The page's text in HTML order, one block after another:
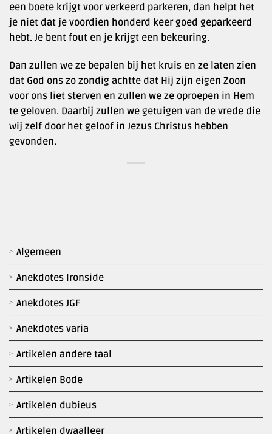
Algemeen
Anekdotes Ironside
Anekdotes JGF
Anekdotes varia
Artikelen andere taal
Artikelen Bode
Artikelen dubieus
Artikelen dwaalleer
een boete krijgt voor verkeerd parkeren, dan helpt het
je niet dat je voordien honderd keer goed geparkeerd
hebt. Je bent fout en je krijgt een bekeuring.
Dan zullen we ze bepalen bij het kruis en ze laten zien
dat God ons zo zondig achtte dat Hij zijn eigen Zoon
voor ons liet sterven en zullen we ze oproepen in Hem
te geloven. Daarbij zullen we getuigen van de vrede die
wij zelf door het geloof in Jezus Christus hebben
gevonden.